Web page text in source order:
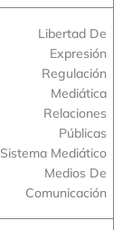
Libertad De
Expresión
Regulación
Mediática
Relaciones
Públicas
Sistema Mediático
Medios De
Comunicación